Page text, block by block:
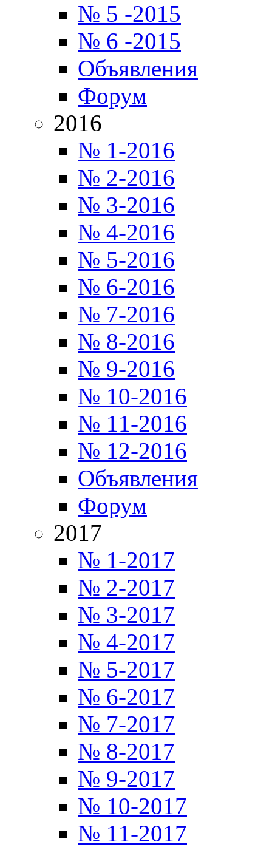
№ 5 -2015
№ 6 -2015
Объявления
Форум
2016
№ 1-2016
№ 2-2016
№ 3-2016
№ 4-2016
№ 5-2016
№ 6-2016
№ 7-2016
№ 8-2016
№ 9-2016
№ 10-2016
№ 11-2016
№ 12-2016
Объявления
Форум
2017
№ 1-2017
№ 2-2017
№ 3-2017
№ 4-2017
№ 5-2017
№ 6-2017
№ 7-2017
№ 8-2017
№ 9-2017
№ 10-2017
№ 11-2017